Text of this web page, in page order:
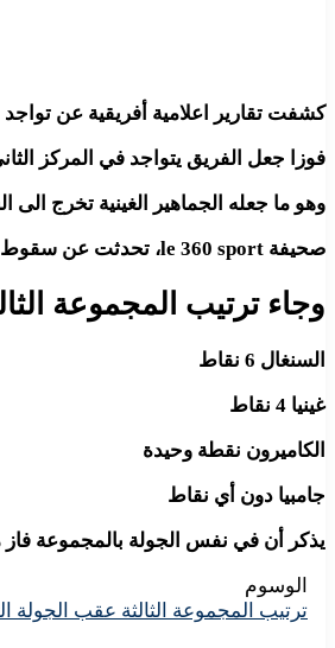
كشفت تقارير اعلامية أفريقية عن
فوزا جعل الفريق يتواجد في المركز
وهو ما جعله الجماهير الغينية تخرج الى
صحيفة le 360 sport، تحدثت عن سقوط ثلاثة قتلى وإصابات عديدة نتيجة اصطدام سيارتين كانتا تسير بشكل سريع مما أدى إلى مقتل ثلاثة أشخاص، خلال الاحتفال وفقا لما جاء عبر الشرطة الغينية.
وجاء ترتيب المجموعة
السنغال 6 نقاط
غينيا 4 نقاط
الكاميرون نقطة وحيدة
جامبيا دون أي نقاط
يذكر أن في نفس الجولة بالمجموعة
الوسوم
ترتيب المجموعة الثالثة عقب الجولة